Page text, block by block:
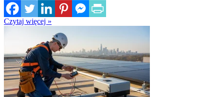
Czytaj więcej »